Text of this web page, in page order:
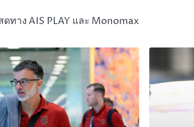
ทาง AIS PLAY และ Monomax